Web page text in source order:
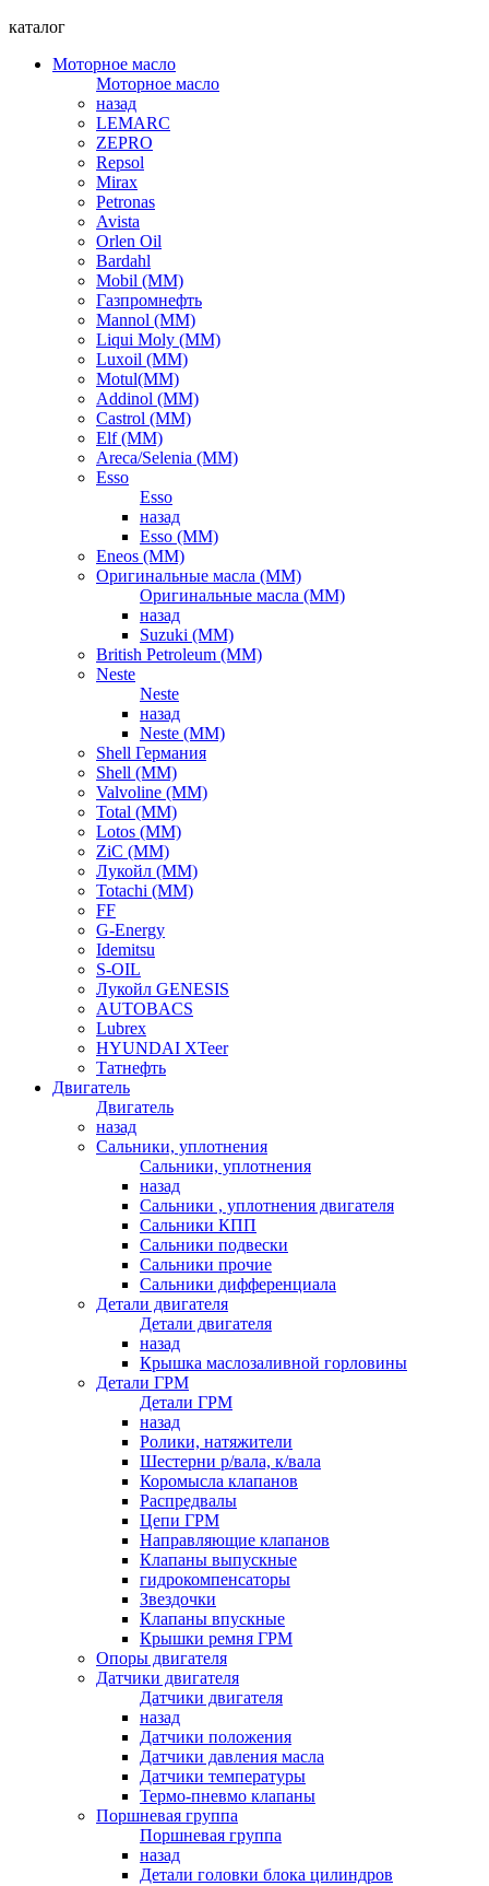
каталог
Моторное масло
Моторное масло
назад
LEMARC
ZEPRO
Repsol
Mirax
Petronas
Avista
Orlen Oil
Bardahl
Mobil (ММ)
Газпромнефть
Mannol (ММ)
Liqui Moly (ММ)
Luxoil (ММ)
Motul(ММ)
Addinol (ММ)
Castrol (ММ)
Elf (ММ)
Areca/Selenia (ММ)
Esso
Esso
назад
Esso (ММ)
Eneos (ММ)
Оригинальные масла (ММ)
Оригинальные масла (ММ)
назад
Suzuki (ММ)
British Petroleum (ММ)
Neste
Neste
назад
Neste (ММ)
Shell Германия
Shell (ММ)
Valvoline (ММ)
Total (ММ)
Lotos (ММ)
ZiC (ММ)
Лукойл (ММ)
Totachi (MM)
FF
G-Energy
Idemitsu
S-OIL
Лукойл GENESIS
AUTOBACS
Lubrex
HYUNDAI XTeer
Татнефть
Двигатель
Двигатель
назад
Сальники, уплотнения
Сальники, уплотнения
назад
Сальники , уплотнения двигателя
Сальники КПП
Сальники подвески
Сальники прочие
Сальники дифференциала
Детали двигателя
Детали двигателя
назад
Крышка маслозаливной горловины
Детали ГРМ
Детали ГРМ
назад
Ролики, натяжители
Шестерни р/вала, к/вала
Коромысла клапанов
Распредвалы
Цепи ГРМ
Направляющие клапанов
Клапаны выпускные
гидрокомпенсаторы
Звездочки
Клапаны впускные
Крышки ремня ГРМ
Опоры двигателя
Датчики двигателя
Датчики двигателя
назад
Датчики положения
Датчики давления масла
Датчики температуры
Термо-пневмо клапаны
Поршневая группа
Поршневая группа
назад
Детали головки блока цилиндров